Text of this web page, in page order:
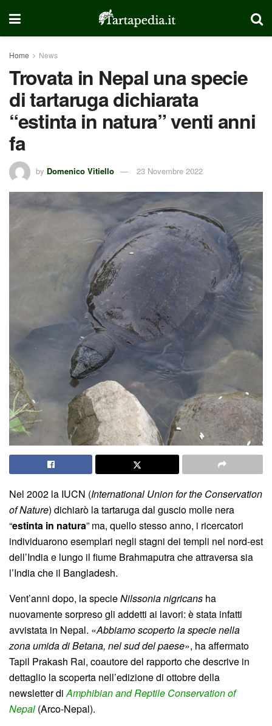
Home News
Trovata in Nepal una specie
di tartaruga dichiarata
“estinta in natura” venti anni
fa
by Domenico Vitiello 23 Novembre 2022
Nel 2002 la IUCN (International Union for the Conservation
of Nature) dichiarò la tartaruga dal guscio molle nera
“estinta in natura” ma, quello stesso anno, i ricercatori
individuarono esemplari negli stagni dei templi nel nord-est
dell’India e lungo il fiume Brahmaputra che attraversa sia
l’India che il Bangladesh.
Vent’anni dopo, la specieNilssonia nigricans ha
nuovamente sorpreso gli addetti ai lavori: è stata infatti
avvistata in Nepal. «Abbiamo scoperto la specie nella
zona umida di Betana, nel sud del paese», ha affermato
Tapil Prakash Rai, coautore del rapporto che descrive in
dettaglio la scoperta nell’edizione di ottobre della
newsletter diAmphibian and Reptile Conservation of
Nepal (Arco-Nepal).